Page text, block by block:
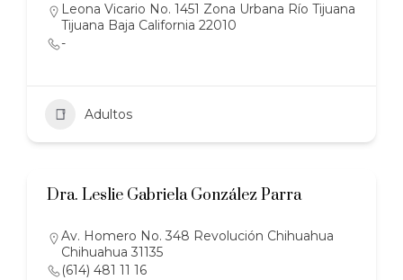
Leona Vicario No. 1451 Zona Urbana Río Tijuana
Tijuana Baja California 22010
-
Adultos
Dra. Leslie Gabriela González Parra
Av. Homero No. 348 Revolución Chihuahua
Chihuahua 31135
(614) 481 11 16